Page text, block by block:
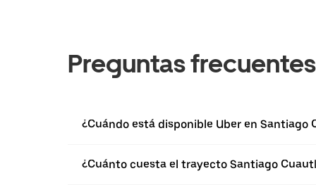
Preguntas frecuentes
¿Cuándo está disponible Uber en Santiago
¿Cuánto cuesta el trayecto Santiago